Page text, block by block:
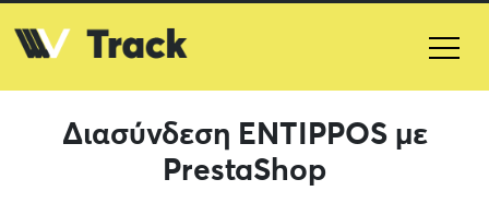
Διασύνδεση ENTIPPOS με
PrestaShop